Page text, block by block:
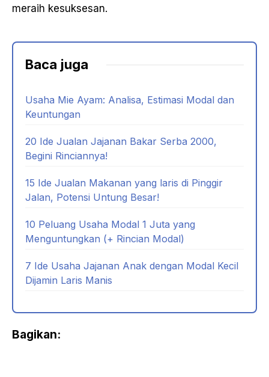
meraih kesuksesan.
Baca juga
Usaha Mie Ayam: Analisa, Estimasi Modal dan
Keuntungan
20 Ide Jualan Jajanan Bakar Serba 2000,
Begini Rinciannya!
15 Ide Jualan Makanan yang laris di Pinggir
Jalan, Potensi Untung Besar!
10 Peluang Usaha Modal 1 Juta yang
Menguntungkan (+ Rincian Modal)
7 Ide Usaha Jajanan Anak dengan Modal Kecil
Dijamin Laris Manis
Bagikan: